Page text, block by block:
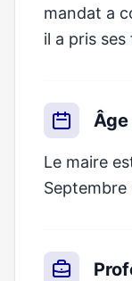
mandat a
il a pris
Le maire
Septembre